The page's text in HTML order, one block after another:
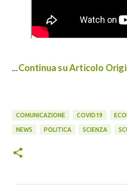
...Continua su Articolo
COMUNICAZIONE COVID19
NEWS POLITICA SCIENZA